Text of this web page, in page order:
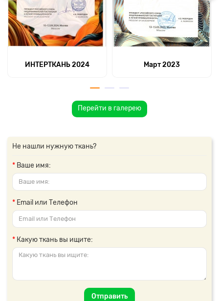
ИНТЕРТКАНЬ 2024 Март 2023
Перейти в галерею
Не нашли нужную ткань?
Ваше имя:
Email или Телефон
Какую ткань вы ищите:
Отправить